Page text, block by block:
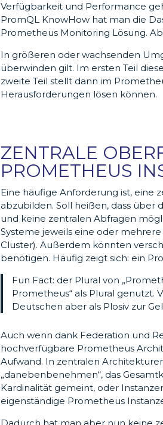
Verfügbarkeit und Performance
PromQL KnowHow hat man die
Prometheus Monitoring Lösung.
In größeren oder wachsenden
überwinden gilt. Im ersten Teil
zweite Teil stellt dann im
Herausforderungen lösen können.
ZENTRALE
PROMETHEUS
Eine häufige Anforderung ist, eine
abzubilden. Soll heißen, dass
und keine zentralen Abfragen
Systeme jeweils eine oder
Cluster). Außerdem könnten
benötigen. Häufig zeigt sich: ein
Fun Fact: der Plural von
Prometheus“ als Plural genutzt.
Deutschen aber als Plosiv zur
Auch wenn dank Federation und
hochverfügbare Prometheus
Aufwand. In zentralen
„danebenbenehmen“, das
Kardinalität gemeint, oder
eigenständige Prometheus